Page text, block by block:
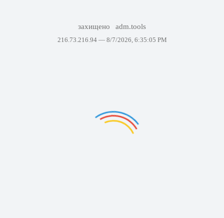
захищено adm.tools
216.73.216.94 — 8/7/2026, 6:35:05 PM